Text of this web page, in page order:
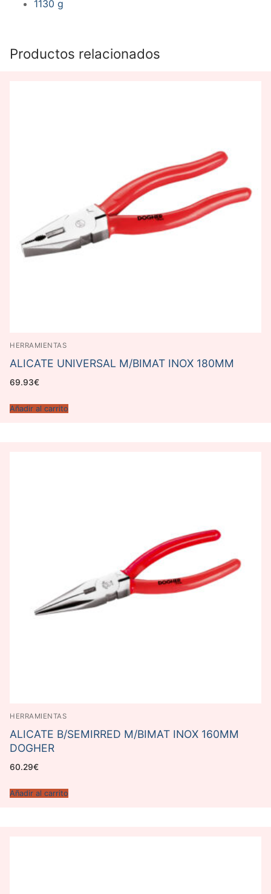
1130 g
Productos relacionados
HERRAMIENTAS
ALICATE UNIVERSAL M/BIMAT INOX 180MM
69.93€
Añadir al carrito
HERRAMIENTAS
ALICATE B/SEMIRRED M/BIMAT INOX 160MM
DOGHER
60.29€
Añadir al carrito